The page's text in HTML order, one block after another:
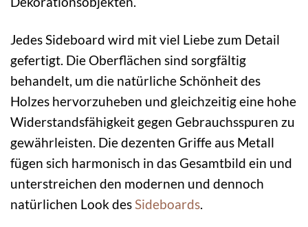
Jedes Sideboard wird mit viel Liebe zum Detail
gefertigt. Die Oberflächen sind sorgfältig
behandelt, um die natürliche Schönheit des
Holzes hervorzuheben und gleichzeitig eine hohe
Widerstandsfähigkeit gegen Gebrauchsspuren zu
gewährleisten. Die dezenten Griffe aus Metall
fügen sich harmonisch in das Gesamtbild ein und
unterstreichen den modernen und dennoch
natürlichen Look des Sideboards